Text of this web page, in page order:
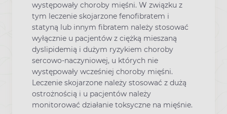
występowały choroby mięśni. W związku z
tym leczenie skojarzone fenofibratem i
statyną lub innym fibratem należy stosować
wyłącznie u pacjentów z ciężką mieszaną
dyslipidemią i dużym ryzykiem choroby
sercowo-naczyniowej, u których nie
występowały wcześniej choroby mięśni.
Leczenie skojarzone należy stosować z dużą
ostrożnością i u pacjentów należy
monitorować działanie toksyczne na mięśnie.